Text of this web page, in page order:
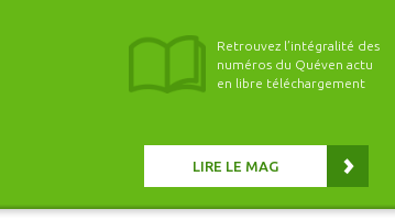
Retrouvez l’intégralité des
numéros du Quéven actu
en libre téléchargement
LIRE LE MAG